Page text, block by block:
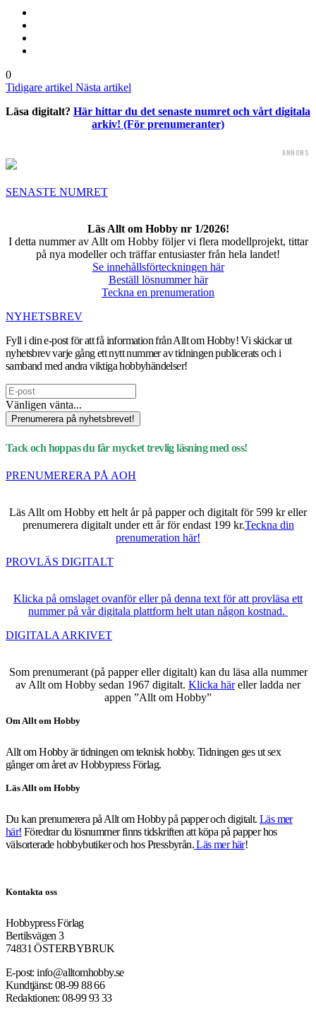
0
Tidigare artikel Nästa artikel
Läsa digitalt? Här hittar du det senaste numret och vårt digitala
arkiv! (För prenumeranter)
ANNONS
SENASTE NUMRET
Läs Allt om Hobby nr 1/2026!
I detta nummer av Allt om Hobby följer vi flera modellprojekt, tittar
på nya modeller och träffar entusiaster från hela landet!
Se innehållsförteckningen här
Beställ lösnummer här
Teckna en prenumeration
NYHETSBREV
Fyll i din e-post för att få information från Allt om Hobby! Vi skickar ut
nyhetsbrev varje gång ett nytt nummer av tidningen publicerats och i
samband med andra viktiga hobbyhändelser!
Vänligen vänta...
Prenumerera på nyhetsbrevet!
Tack och hoppas du får mycket trevlig läsning med oss!
PRENUMERERA PÅ AOH
Läs Allt om Hobby ett helt år på papper och digitalt för 599 kr eller
prenumerera digitalt under ett år för endast 199 kr.Teckna din
prenumeration här!
PROVLÄS DIGITALT
Klicka på omslaget ovanför eller på denna text för att provläsa ett
nummer på vår digitala plattform helt utan någon kostnad.
DIGITALA ARKIVET
Som prenumerant (på papper eller digitalt) kan du läsa alla nummer
av Allt om Hobby sedan 1967 digitalt. Klicka häreller ladda ner
appen ”Allt om Hobby”
Om Allt om Hobby
Allt om Hobby är tidningen om teknisk hobby. Tidningen ges ut sex
gånger om året av Hobbypress Förlag.
Läs Allt om Hobby
Du kan prenumerera på Allt om Hobby på papper och digitalt. Läs mer
här! Föredrar du lösnummer finns tidskriften att köpa på papper hos
välsorterade hobbybutiker och hos Pressbyrån.Läs mer här!
Kontakta oss
Hobbypress Förlag
Bertilsvägen 3
74831 ÖSTERBYBRUK
E-post: info@alltomhobby.se
Kundtjänst: 08-99 88 66
Redaktionen: 08-99 93 33